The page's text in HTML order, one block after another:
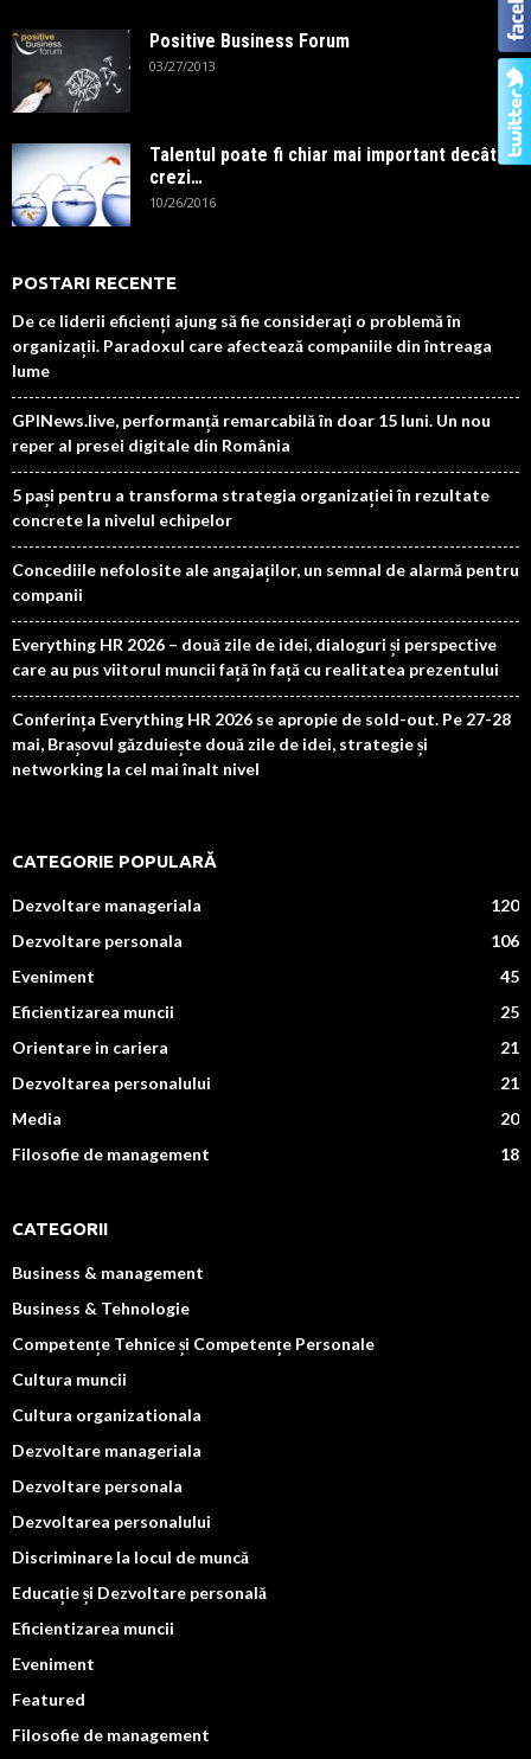
Positive Business Forum
03/27/2013
Talentul poate fi chiar mai important decât
crezi…
10/26/2016
POSTARI RECENTE
De ce liderii eficienți ajung să fie considerați o problemă în
organizații. Paradoxul care afectează companiile din întreaga
lume
GPINews.live, performanță remarcabilă în doar 15 luni. Un nou
reper al presei digitale din România
5 pași pentru a transforma strategia organizației în rezultate
concrete la nivelul echipelor
Concediile nefolosite ale angajaților, un semnal de alarmă pentru
companii
Everything HR 2026 – două zile de idei, dialoguri și perspective
care au pus viitorul muncii față în față cu realitatea prezentului
Conferința Everything HR 2026 se apropie de sold-out. Pe 27-28
mai, Brașovul găzduiește două zile de idei, strategie și
networking la cel mai înalt nivel
CATEGORIE POPULARĂ
Dezvoltare manageriala
120
Dezvoltare personala
106
Eveniment
45
Eficientizarea muncii
25
Orientare in cariera
21
Dezvoltarea personalului
21
Media
20
Filosofie de management
18
CATEGORII
Business & management
Business & Tehnologie
Competențe Tehnice și Competențe Personale
Cultura muncii
Cultura organizationala
Dezvoltare manageriala
Dezvoltare personala
Dezvoltarea personalului
Discriminare la locul de muncă
Educație și Dezvoltare personală
Eficientizarea muncii
Eveniment
Featured
Filosofie de management